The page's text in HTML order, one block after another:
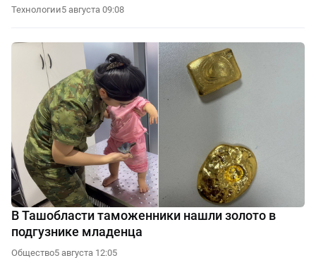
Технологии5 августа 09:08
В Ташобласти таможенники нашли золото в
подгузнике младенца
Общество5 августа 12:05